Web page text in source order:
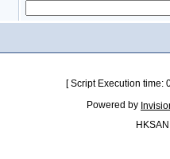
[ Script Execution
Powered by